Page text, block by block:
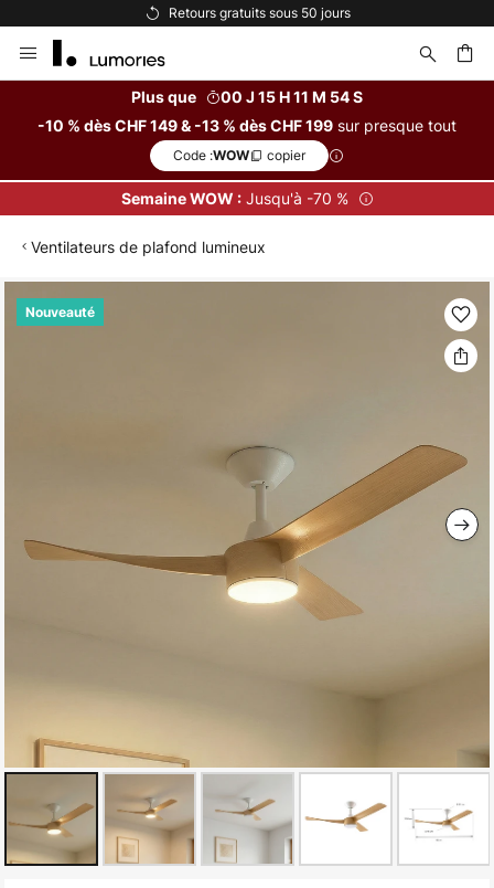
Allez
au
Plus que
00 J 15 H 11 M 53 S
-10 % dès CHF 149 & -13 % dès CHF 199 sur presque tout
Code :WOW copier
Semaine WOW :Jusqu'à -70 %
Ventilateurs de plafond lumineux
Nouveauté
Skip
to